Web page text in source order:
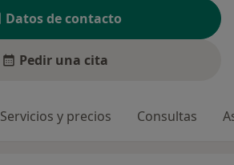
Datos de contacto
Pedir una cita
Servicios y precios Consultas